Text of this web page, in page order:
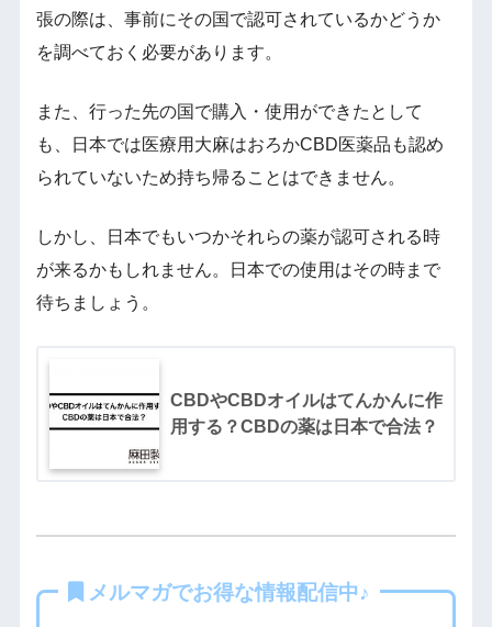
張の際は、事前にその国で認可されているかどうか
を調べておく必要があります。
また、行った先の国で購入・使用ができたとして
も、日本では医療用大麻はおろかCBD医薬品も認め
られていないため持ち帰ることはできません。
しかし、日本でもいつかそれらの薬が認可される時
が来るかもしれません。日本での使用はその時まで
待ちましょう。
CBDやCBDオイルはてんかんに作
用する？CBDの薬は日本で合法？
メルマガでお得な情報配信中♪